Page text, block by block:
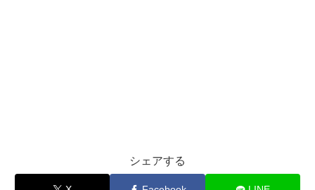
シェアする